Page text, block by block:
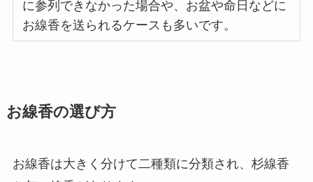
に参列できなかった場合や、お盆や命日などに
お線香を送られるケースも多いです。
お線香の選び方
お線香は大きく分けて二種類に分類され、杉線香